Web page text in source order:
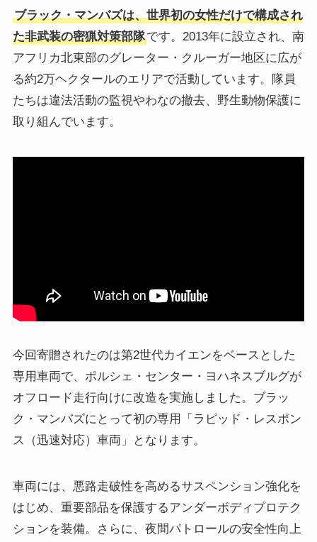
ブラック・マンバズは、世界初の女性だけで構成され
た非武装の密猟対策部隊です。2013年に設立され、南
アフリカ北東部のグレーター・クルーガー地区に広が
る約2万ヘクタールのエリアで活動しています。隊員
たちは違法活動の監視やわなの撤去、野生動物保護に
取り組んでいます。
今回寄贈されたのは第2世代カイエンをベースとした
専用車両で、ポルシェ・センター・ヨハネスブルグが
オフロード走行向けに改造を実施しました。ブラッ
ク・マンバズにとって初の専用「ラピッド・レスポン
ス（迅速対応）車両」となります。
車両には、悪路走破性を高めるサスペンション強化を
はじめ、重要部品を保護するアンダーボディプロテク
ションを装備。さらに、夜間パトロールの安全性向上